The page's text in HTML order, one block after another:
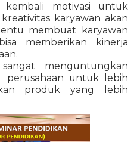
kembali motivasi untuk
karyawan akan
membuat karyawan
memberikan kinerja
menguntungkan
perusahaan untuk lebih
produk yang lebih